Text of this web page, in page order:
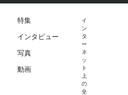
特集
インタビュー
写真
動画
イ
ン
タ
ー
ネ
ッ
ト
上
の
全